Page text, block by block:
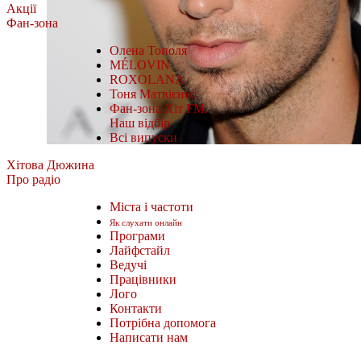
Акції
Фан-зона
Олена Тополя
MÉLOVIN
ROXOLANA
Тоня Матвієнко
Фан-зона Хіт FM.
Наш відбір
Всі випуски
Хітова Дюжина
Про радіо
Міста і частоти
Як слухати онлайн
Програми
Лайфстайл
Ведучі
Працівники
Лого
Контакти
Потрібна допомога
Написати нам